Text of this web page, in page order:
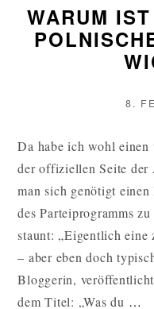
WARUM
8.
Da habe ich wohl
der offiziellen Seite der
man sich genötigt
des Parteiprogramms
staunt: „Eigentlich eine
– aber eben doch
Bloggerin,
dem Titel: „Was du …